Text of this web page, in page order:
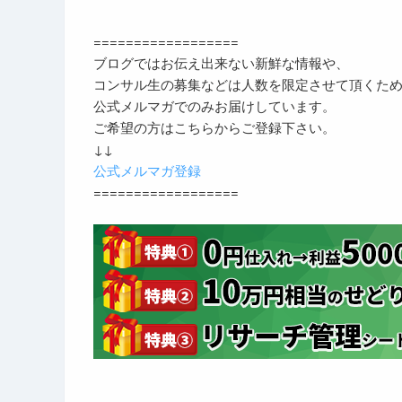
==================
ブログではお伝え出来ない新鮮な情報や、
コンサル生の募集などは人数を限定させて頂くため
公式メルマガでのみお届けしています。
ご希望の方はこちらからご登録下さい。
↓↓
公式メルマガ登録
==================